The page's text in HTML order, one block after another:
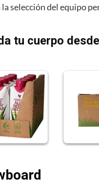
selección del equipo
tu cuerpo